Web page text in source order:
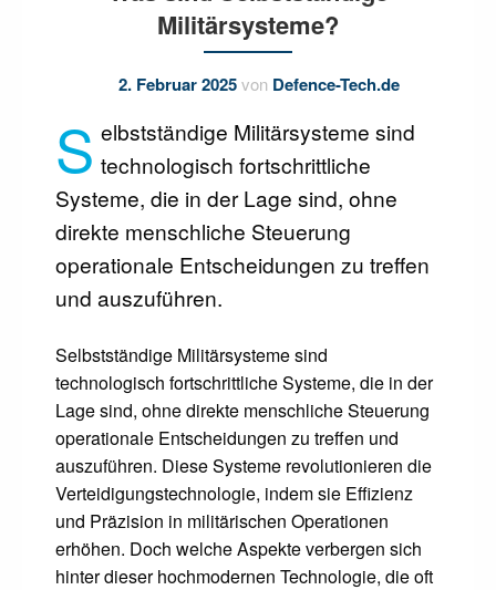
Militärsysteme?
2. Februar 2025von Defence-Tech.de
S elbstständige Militärsysteme sind
technologisch fortschrittliche
Systeme, die in der Lage sind, ohne
direkte menschliche Steuerung
operationale Entscheidungen zu treffen
und auszuführen.
Selbstständige Militärsysteme sind
technologisch fortschrittliche Systeme, die in der
Lage sind, ohne direkte menschliche Steuerung
operationale Entscheidungen zu treffen und
auszuführen. Diese Systeme revolutionieren die
Verteidigungstechnologie, indem sie Effizienz
und Präzision in militärischen Operationen
erhöhen. Doch welche Aspekte verbergen sich
hinter dieser hochmodernen Technologie, die oft